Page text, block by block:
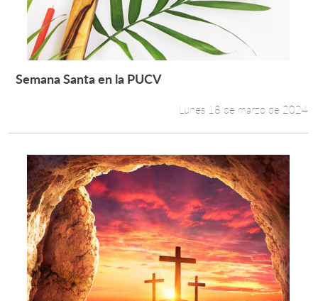
Semana Santa en la PUCV
Lunes 18 de marzo de 2024